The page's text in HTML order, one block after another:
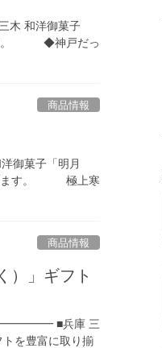
和洋御菓子
す。 ◆神戸だっ
商品情報
菓子「明月
ざます。 極上寒
商品情報
）」ギフト
■兵庫 三
を豊富に取り揃